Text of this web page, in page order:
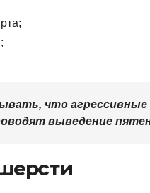
что
выведение